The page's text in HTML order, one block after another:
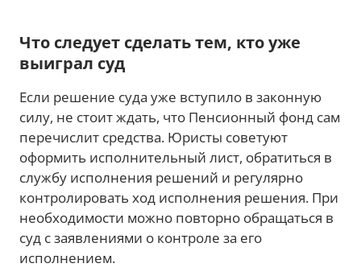
Что следует сделать тем, кто уже
выиграл суд
Если решение суда уже вступило в законную
силу, не стоит ждать, что Пенсионный фонд сам
перечислит средства. Юристы советуют
оформить исполнительный лист, обратиться в
службу исполнения решений и регулярно
контролировать ход исполнения решения. При
необходимости можно повторно обращаться в
суд с заявлениями о контроле за его
исполнением.